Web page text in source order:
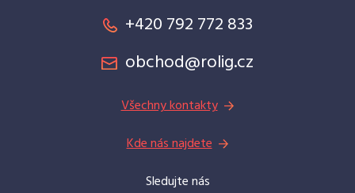
+420 792 772 833
obchod@rolig.cz
Všechny kontakty
Kde nás najdete
Sledujte nás